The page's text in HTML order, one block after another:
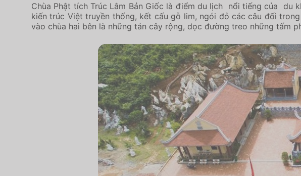
Chùa Phật tích Trúc Lâm Bản Giốc là điểm du lịch nổi tiếng của du
kiến trúc Việt truyền thống, kết cấu gỗ lim, ngói đỏ các câu đối
vào chùa hai bên là những tán cây rộng, dọc đường treo những tấm